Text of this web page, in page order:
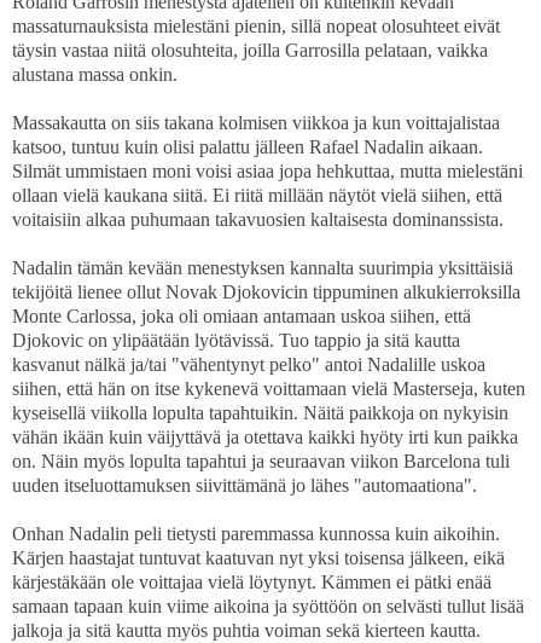
massaturnauksista mielestäni pienin, sillä nopeat olosuhteet eivät
täysin vastaa niitä olosuhteita, joilla Garrosilla pelataan, vaikka
alustana massa onkin.
Massakautta on siis takana kolmisen viikkoa ja kun voittajalistaa
katsoo, tuntuu kuin olisi palattu jälleen Rafael Nadalin aikaan.
Silmät ummistaen moni voisi asiaa jopa hehkuttaa, mutta mielestäni
ollaan vielä kaukana siitä. Ei riitä millään näytöt vielä siihen, että
voitaisiin alkaa puhumaan takavuosien kaltaisesta dominanssista.
Nadalin tämän kevään menestyksen kannalta suurimpia yksittäisiä
tekijöitä lienee ollut Novak Djokovicin tippuminen alkukierroksilla
Monte Carlossa, joka oli omiaan antamaan uskoa siihen, että
Djokovic on ylipäätään lyötävissä. Tuo tappio ja sitä kautta
kasvanut nälkä ja/tai "vähentynyt pelko" antoi Nadalille uskoa
siihen, että hän on itse kykenevä voittamaan vielä Masterseja, kuten
kyseisellä viikolla lopulta tapahtuikin. Näitä paikkoja on nykyisin
vähän ikään kuin väijyttävä ja otettava kaikki hyöty irti kun paikka
on. Näin myös lopulta tapahtui ja seuraavan viikon Barcelona tuli
uuden itseluottamuksen siivittämänä jo lähes "automaationa".
Onhan Nadalin peli tietysti paremmassa kunnossa kuin aikoihin.
Kärjen haastajat tuntuvat kaatuvan nyt yksi toisensa jälkeen, eikä
kärjestäkään ole voittajaa vielä löytynyt. Kämmen ei pätki enää
samaan tapaan kuin viime aikoina ja syöttöön on selvästi tullut lisää
jalkoja ja sitä kautta myös puhtia voiman sekä kierteen kautta.